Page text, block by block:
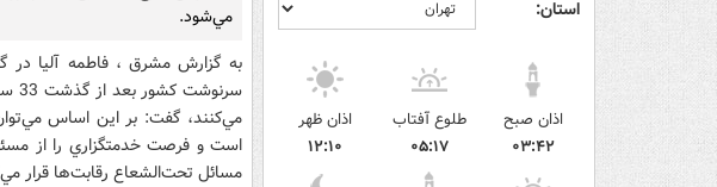
استان:
اذان صبح
۰۳:۴۲
طلوع آفتاب
۰۵:۱۷
اذان ظهر
۱۲:۱۰
مي‌شود.
به گزارش مشرق ، فاطمه آليا در
مي‌كنند، گفت: بر اين اساس
است و فرصت خدمتگزاري را از
مسائل تحت‌الشعاع رقابت‌ها قرار